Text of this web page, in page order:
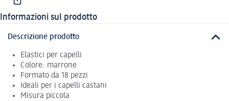
Informazioni sul prodotto
Descrizione prodotto
Elastici per capelli
Colore: marrone
Formato da 18 pezzi
Ideali per i capelli castani
Misura piccola